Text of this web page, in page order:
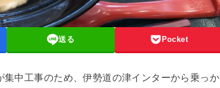
送る Pocket
中工事のため、伊勢道の津インターから乗っか